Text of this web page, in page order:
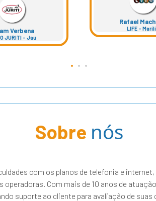
Verbena
JURITI – Jau
Rafael
LIFE –
Sobre nós
com os planos de telefonia e
Com mais de 10 anos de
suporte ao cliente para avaliação de